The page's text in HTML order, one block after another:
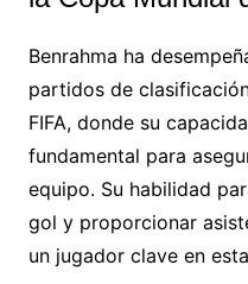
Benrahma ha
partidos de
FIFA, donde su
fundamental para
equipo. Su habilidad
gol y proporcionar
un jugador clave en